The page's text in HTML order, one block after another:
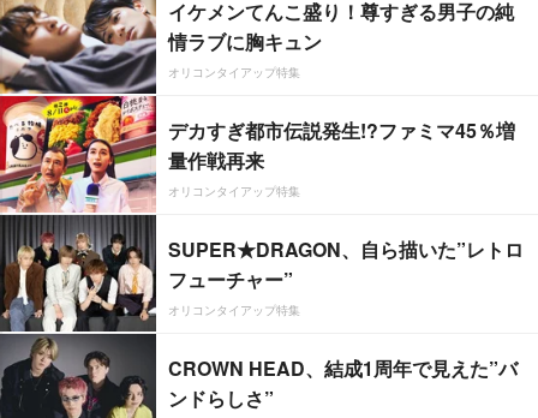
イケメンてんこ盛り！尊すぎる男子の純
情ラブに胸キュン
オリコンタイアップ特集
デカすぎ都市伝説発生!?ファミマ45％増
量作戦再来
オリコンタイアップ特集
SUPER★DRAGON、自ら描いた”レトロ
フューチャー”
オリコンタイアップ特集
CROWN HEAD、結成1周年で見えた”バ
ンドらしさ”